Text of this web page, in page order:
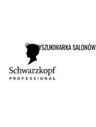
WYSZUKIWARKA SALONÓW